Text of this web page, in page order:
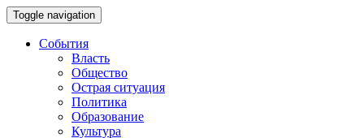
Toggle navigation
События
Власть
Общество
Острая ситуация
Политика
Образование
Культура